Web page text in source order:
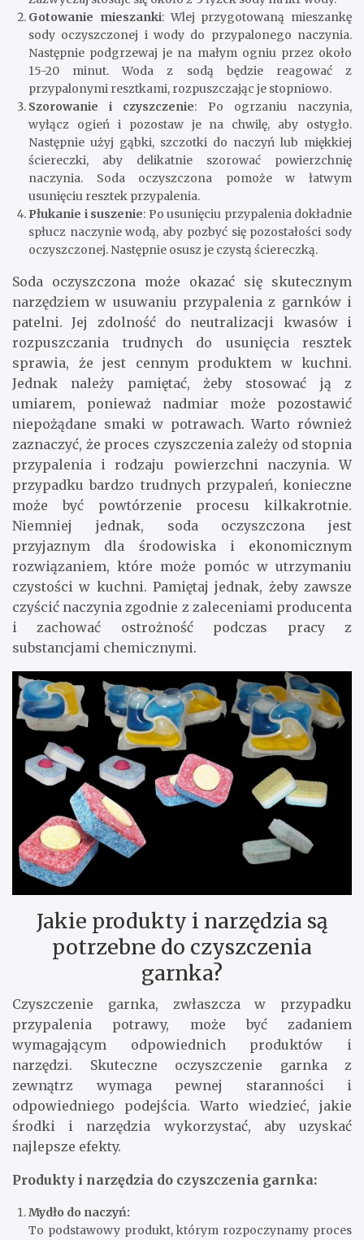
Gotowanie mieszanki: Wlej przygotowaną mieszankę
sody oczyszczonej i wody do przypalonego naczynia.
Następnie podgrzewaj je na małym ogniu przez około
15-20 minut. Woda z sodą będzie reagować z
przypalonymi resztkami, rozpuszczając je stopniowo.
Szorowanie i czyszczenie: Po ogrzaniu naczynia,
wyłącz ogień i pozostaw je na chwilę, aby ostygło.
Następnie użyj gąbki, szczotki do naczyń lub miękkiej
ściereczki, aby delikatnie szorować powierzchnię
naczynia. Soda oczyszczona pomoże w łatwym
usunięciu resztek przypalenia.
Płukanie i suszenie: Po usunięciu przypalenia dokładnie
spłucz naczynie wodą, aby pozbyć się pozostałości sody
oczyszczonej. Następnie osusz je czystą ściereczką.
Soda oczyszczona może okazać się skutecznym
narzędziem w usuwaniu przypalenia z garnków i
patelni. Jej zdolność do neutralizacji kwasów i
rozpuszczania trudnych do usunięcia resztek
sprawia, że jest cennym produktem w kuchni.
Jednak należy pamiętać, żeby stosować ją z
umiarem, ponieważ nadmiar może pozostawić
niepożądane smaki w potrawach. Warto również
zaznaczyć, że proces czyszczenia zależy od stopnia
przypalenia i rodzaju powierzchni naczynia. W
przypadku bardzo trudnych przypaleń, konieczne
może być powtórzenie procesu kilkakrotnie.
Niemniej jednak, soda oczyszczona jest
przyjaznym dla środowiska i ekonomicznym
rozwiązaniem, które może pomóc w utrzymaniu
czystości w kuchni. Pamiętaj jednak, żeby zawsze
czyścić naczynia zgodnie z zaleceniami producenta
i zachować ostrożność podczas pracy z
substancjami chemicznymi.
Jakie produkty i narzędzia są
potrzebne do czyszczenia
garnka?
Czyszczenie garnka, zwłaszcza w przypadku
przypalenia potrawy, może być zadaniem
wymagającym odpowiednich produktów i
narzędzi. Skuteczne oczyszczenie garnka z
zewnątrz wymaga pewnej staranności i
odpowiedniego podejścia. Warto wiedzieć, jakie
środki i narzędzia wykorzystać, aby uzyskać
najlepsze efekty.
Produkty i narzędzia do czyszczenia garnka:
Mydło do naczyń:
To podstawowy produkt, którym rozpoczynamy proces